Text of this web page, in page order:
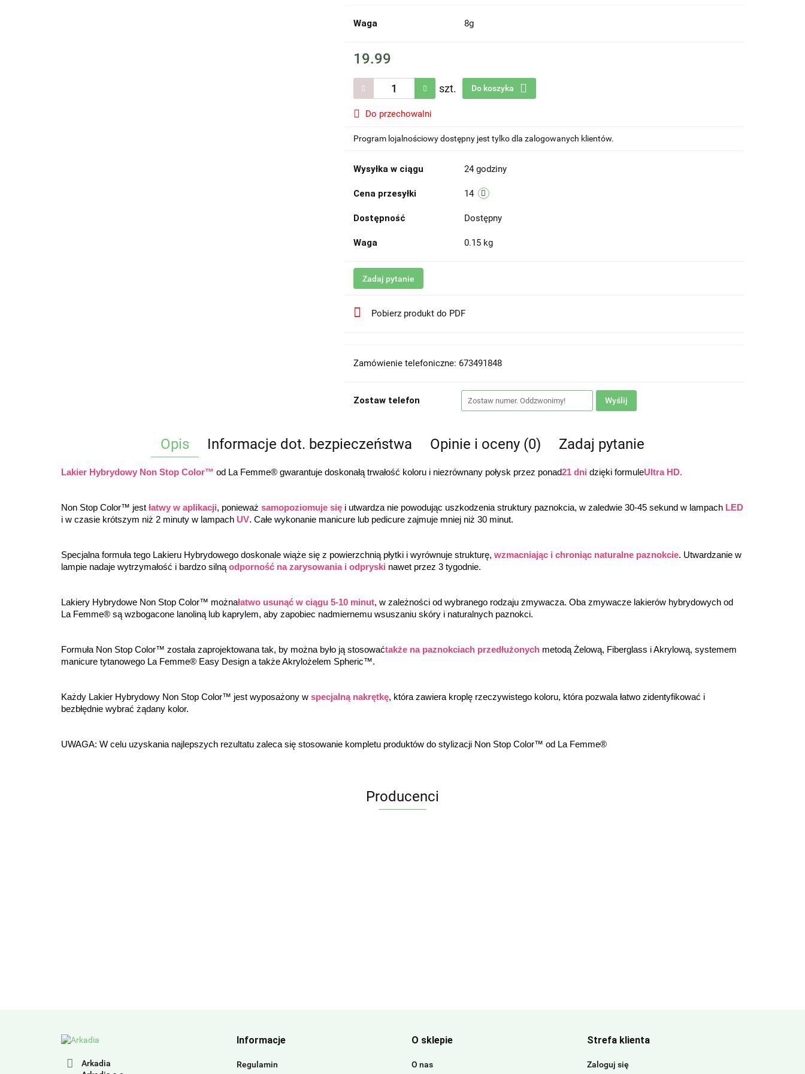
Waga 8g
19.99
szt. Do koszyka
Do przechowalni
Program lojalnościowy dostępny jest tylko dla zalogowanych klientów.
Wysyłka w ciągu 24 godziny
Cena przesyłki 14
Dostępność Dostępny
Waga 0.15 kg
Zadaj pytanie
Pobierz produkt do PDF
Zamówienie telefoniczne: 673491848
Zostaw telefon Wyślij
Opis Informacje dot. bezpieczeństwa Opinie i oceny (0) Zadaj pytanie
Lakier Hybrydowy Non Stop Color™ od La Femme® gwarantuje doskonałą trwałość koloru i niezrównany połysk przez ponad21 dni dzięki formuleUltra HD.
Non Stop Color™ jest łatwy w aplikacji, ponieważ samopoziomuje się i utwardza nie powodując uszkodzenia struktury paznokcia, w zaledwie 30-45 sekund w lampach LED
i w czasie krótszym niż 2 minuty w lampach UV. Całe wykonanie manicure lub pedicure zajmuje mniej niż 30 minut.
Specjalna formuła tego Lakieru Hybrydowego doskonale wiąże się z powierzchnią płytki i wyrównuje strukturę, wzmacniając i chroniąc naturalne paznokcie. Utwardzanie w
lampie nadaje wytrzymałość i bardzo silną odporność na zarysowania i odpryski nawet przez 3 tygodnie.
Lakiery Hybrydowe Non Stop Color™ możnałatwo usunąć w ciągu 5-10 minut, w zależności od wybranego rodzaju zmywacza. Oba zmywacze lakierów hybrydowych od
La Femme® są wzbogacone lanoliną lub kaprylem, aby zapobiec nadmiernemu wsuszaniu skóry i naturalnych paznokci.
Formuła Non Stop Color™ została zaprojektowana tak, by można było ją stosowaćtakże na paznokciach przedłużonych metodą Żelową, Fiberglass i Akrylową, systemem
manicure tytanowego La Femme® Easy Design a także Akrylożelem Spheric™.
Każdy Lakier Hybrydowy Non Stop Color™ jest wyposażony w specjalną nakrętkę, która zawiera kroplę rzeczywistego koloru, która pozwala łatwo zidentyfikować i
bezbłędnie wybrać żądany kolor.
UWAGA: W celu uzyskania najlepszych rezultatu zaleca się stosowanie kompletu produktów do stylizacji Non Stop Color™ od La Femme®
Producenci
Arkadia
Informacje
Regulamin
O sklepie
O nas
Strefa klienta
Zaloguj się